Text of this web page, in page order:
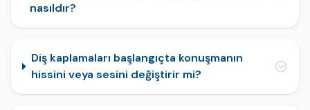
nasıldır?
Diş kaplamaları başlangıçta konuşmanın
hissini veya sesini değiştirir mi?